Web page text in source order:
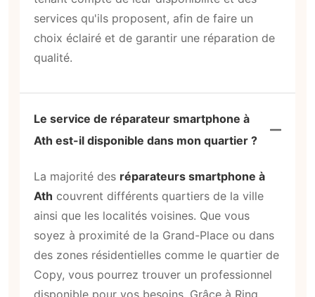
services qu'ils proposent, afin de faire un
choix éclairé et de garantir une réparation de
qualité.
Le service de réparateur smartphone à
Ath est-il disponible dans mon quartier ?
La majorité des réparateurs smartphone à
Ath couvrent différents quartiers de la ville
ainsi que les localités voisines. Que vous
soyez à proximité de la Grand-Place ou dans
des zones résidentielles comme le quartier de
Copy, vous pourrez trouver un professionnel
disponible pour vos besoins. Grâce à Ring